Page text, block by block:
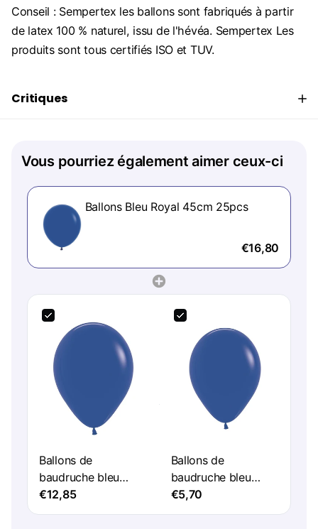
Conseil : Sempertex les ballons sont fabriqués à partir
de latex 100 % naturel, issu de l'hévéa. Sempertex Les
produits sont tous certifiés ISO et TUV.
Critiques
Vous pourriez également aimer ceux-ci
Ballons Bleu Royal 45cm 25pcs
€16,80
Ballons de
baudruche bleu
royal 25cm 100pcs
€12,85
Ballons de
baudruche bleu
royal 23cm 50pcs
€5,70